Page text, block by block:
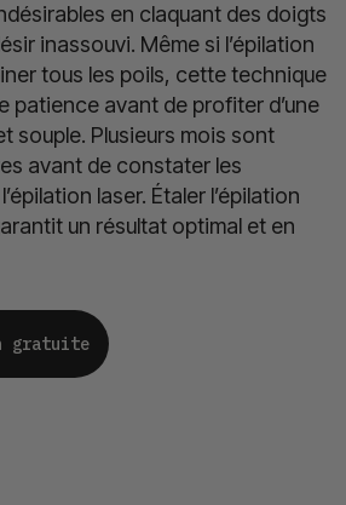
en claquant des doigts
inassouvi. Même si l’épilation
tous les poils, cette technique
patience avant de profiter d’une
souple. Plusieurs mois sont
avant de constater les
laser. Étaler l’épilation
un résultat optimal et en
gratuite